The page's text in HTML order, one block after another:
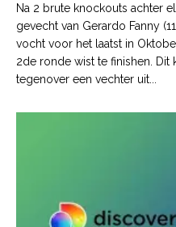
Na 2 brute knockouts achter
gevecht van Gerardo Fanny
vocht voor het laatst in
2de ronde wist te finishen. Dit
tegenover een vechter uit...